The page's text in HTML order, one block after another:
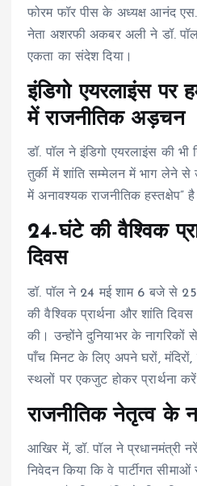
फोरम फॉर पीस के अध्यक्ष आनंद
नेता अशरफी अकबर अली ने डॉ.
एकता का संदेश दिया।
इंडिगो एयरलाइंस पर
में राजनीतिक अड़चन
डॉ. पॉल ने इंडिगो एयरलाइंस की भी
तुर्की में शांति सम्मेलन में भाग लेने से
में अनावश्यक राजनीतिक हस्तक्षेप”
24-घंटे की वैश्विक
दिवस
डॉ. पॉल ने 24 मई शाम 6 बजे से
की वैश्विक प्रार्थना और शांति
की। उन्होंने दुनियाभर के
पाँच मिनट के लिए अपने घरों, मंदिरों,
स्थलों पर एकजुट होकर प्रार्थना
राजनीतिक नेतृत्व के
आखिर में, डॉ. पॉल ने प्रधानमंत्री
निवेदन किया कि वे पार्टीगत